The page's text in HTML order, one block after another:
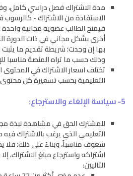
مدة الاشتراك فصل دراسي كامل،
الاستفادة من الاشتراك - كالرسوب
فيمنح الطالب عضوية مجانية
أخرى بشكل مجاني في ذات الدورة
بها إن وجدت؛ شريطة تقديم ما
وذلك حسب ما تراه المنصة مناسبا
تختلف اسعار الاشتراك في المحتوى
التعليمية بحسب تسعيرة كل محتوى
5- سياسة الإلغاء والاسترجاع:
للمشترك الحق في مشاهدة نبذة
التعليمي الذي يرغب بالاشتراك
شغوف مناسباً، وبناءً على ذلك؛ فلا
اشتراكه واسترجاع مبلغ الاشتراك،
التاليين: